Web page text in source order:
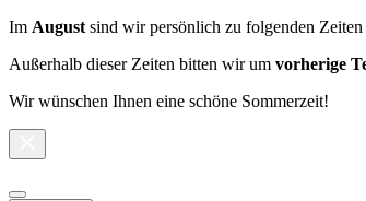
Im August sind wir persönlich zu folgenden
Außerhalb dieser Zeiten bitten wir um vorherige
Wir wünschen Ihnen eine schöne Sommerzeit!